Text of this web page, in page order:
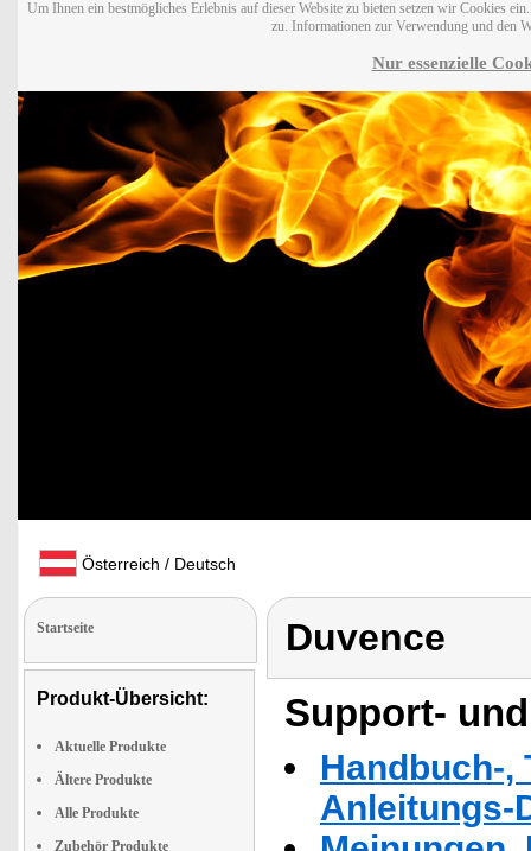
Um Ihnen ein bestmögliches Erlebnis auf dieser Website zu bieten setzen wir Cookies
zu. Informationen zur Verwendung und den
Nur essenzielle
Österreich / Deutsch
Startseite
Produkt-Übersicht:
Aktuelle Produkte
Ältere Produkte
Alle Produkte
Zubehör Produkte
Duvence
Support-
Handbuch-,
Anleitungs-